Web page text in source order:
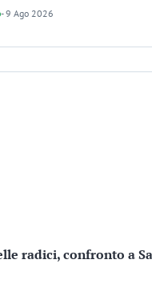
-9 Ago 2026
radici, confronto a